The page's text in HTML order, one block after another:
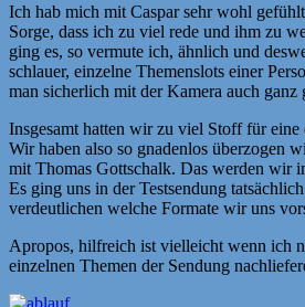
Ich hab mich mit Caspar sehr wohl
Sorge, dass ich zu viel rede und ihm zu
ging es, so vermute ich, ähnlich und
schlauer, einzelne Themenslots einer
man sicherlich mit der Kamera auch ganz
Insgesamt hatten wir zu viel Stoff für eine
Wir haben also so gnadenlos überzogen
mit Thomas Gottschalk. Das werden wir
Es ging uns in der Testsendung
verdeutlichen welche Formate wir uns
Apropos, hilfreich ist vielleicht wenn ich
einzelnen Themen der Sendung